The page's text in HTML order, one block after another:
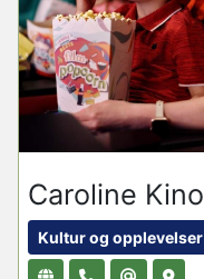
Caroline Kino
Kultur og opplevelser